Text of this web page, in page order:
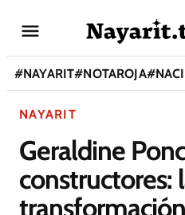
#NAYARIT#NOTAROJA#
NAYARIT
Geraldine
constructores: